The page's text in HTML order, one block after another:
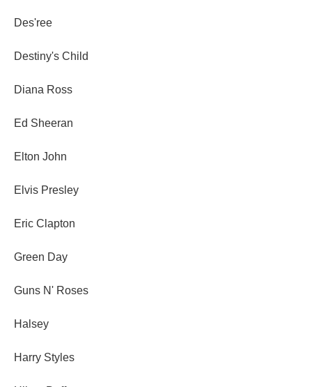
Des'ree
Destiny's Child
Diana Ross
Ed Sheeran
Elton John
Elvis Presley
Eric Clapton
Green Day
Guns N' Roses
Halsey
Harry Styles